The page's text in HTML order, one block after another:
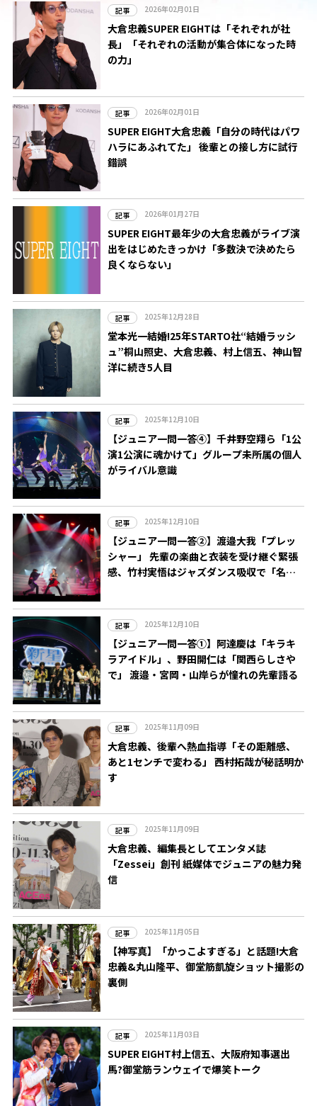
記事 2026年02月01日
大倉忠義SUPER EIGHTは「それぞれが社
長」「それぞれの活動が集合体になった時
の力」
記事 2026年02月01日
SUPER EIGHT大倉忠義「自分の時代はパワ
ハラにあふれてた」 後輩との接し方に試行
錯誤
記事 2026年01月27日
SUPER EIGHT最年少の大倉忠義がライブ演
出をはじめたきっかけ「多数決で決めたら
良くならない」
記事 2025年12月28日
堂本光一結婚!25年STARTO社“結婚ラッシ
ュ”桐山照史、大倉忠義、村上信五、神山智
洋に続き5人目
記事 2025年12月10日
【ジュニア一問一答④】千井野空翔ら「1公
演1公演に魂かけて」グループ未所属の個人
がライバル意識
記事 2025年12月10日
【ジュニア一問一答②】渡邉大我「プレッ
シャー」 先輩の楽曲と衣装を受け継ぐ緊張
感、竹村実悟はジャズダンス吸収で「名に
記事 2025年12月10日
【ジュニア一問一答①】阿達慶は「キラキ
ラアイドル」、野田開仁は「関西らしさや
で」 渡邉・宮岡・山岸らが憧れの先輩語る
記事 2025年11月09日
大倉忠義、後輩へ熱血指導「その距離感、
あと1センチで変わる」 西村拓哉が秘話明か
す
記事 2025年11月09日
大倉忠義、編集長としてエンタメ誌
「Zessei」創刊 紙媒体でジュニアの魅力発
信
記事 2025年11月05日
【神写真】「かっこよすぎる」と話題!大倉
忠義&丸山隆平、御堂筋凱旋ショット撮影の
裏側
記事 2025年11月03日
SUPER EIGHT村上信五、大阪府知事選出
馬?御堂筋ランウェイで爆笑トーク